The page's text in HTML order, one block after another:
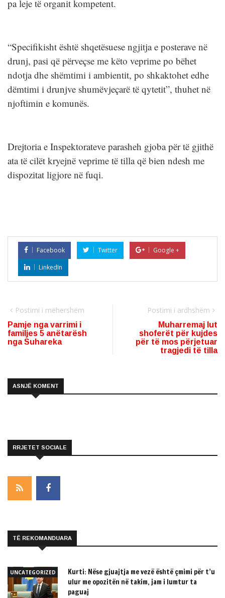
pa leje të organit kompetent.
“Specifikisht është shqetësuese ngjitja e posterave në
drunj, pasi që përveçse me këto veprime po bëhet
ndotja dhe shëmtimi i ambientit, po shkaktohet edhe
dëmtimi i drunjve shumëvjeçarë të qytetit”, thuhet në
njoftimin e komunës.
Drejtoria e Inspektorateve parasheh gjoba për të gjithë
ata të cilët kryejnë veprime të tilla që bien ndesh me
dispozitat ligjore në fuqi.
Facebook Twitter
Google +
LinkedIn
Postimi i mëhershëm
Pamje nga varrimi i
familjes 5 anëtarësh
nga Suhareka
Postimi i ardhshëm
Muharremaj lut
shoferët për kujdes
për të mos përjetuar
tragjedi të tilla
ASNJË KOMENT
RRJETET SOCIALE
TË REKOMANDUARA
UNCATEGORIZED
Kurti: Nëse gjuajtja me vezë është çmimi për t’u
ulur me opozitën në takim, jam i lumtur ta
paguaj